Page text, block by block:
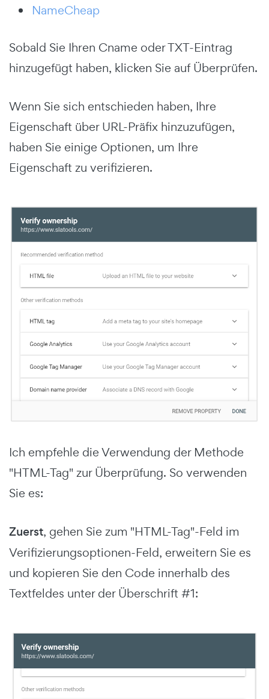
NameCheap
Sobald Sie Ihren Cname oder TXT-Eintrag
hinzugefügt haben, klicken Sie auf Überprüfen.
Wenn Sie sich entschieden haben, Ihre
Eigenschaft über URL-Präfix hinzuzufügen,
haben Sie einige Optionen, um Ihre
Eigenschaft zu verifizieren.
Ich empfehle die Verwendung der Methode
"HTML-Tag" zur Überprüfung. So verwenden
Sie es:
Zuerst, gehen Sie zum "HTML-Tag"-Feld im
Verifizierungsoptionen-Feld, erweitern Sie es
und kopieren Sie den Code innerhalb des
Textfeldes unter der Überschrift #1: